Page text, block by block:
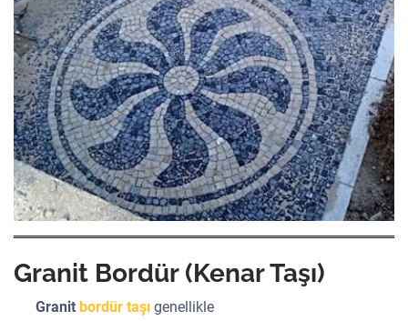
Granit Bordür (Kenar Taşı)
Granitbordür taşı genellikle